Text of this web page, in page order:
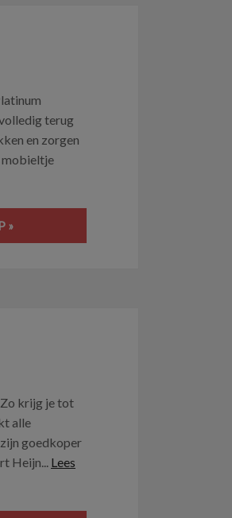
terug
en zorgen
mobieltje
»
krijg je tot
alle
goedkoper
Heijn... Lees